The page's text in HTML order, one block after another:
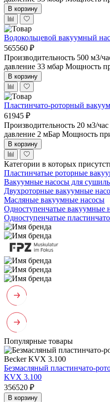
В корзину
Водокольцевой вакуумный
565560 ₽
Производительность 500 м3/
давление 33 мбар Мощность
В корзину
Пластинчато-роторный
61945 ₽
Производительность 20 м3/час
давление 2 мБар Мощность
В корзину
Категории в которых
Пластинчатые роторные
Вакуумные насосы для
Двухроторные вакуумные
Масляные вакуумные насосы
Одноступенчатые вакуумные
Одноступенчатые
Популярные товары
Безмасляный пластинчато-
KVX 3.100
356520 ₽
В корзину